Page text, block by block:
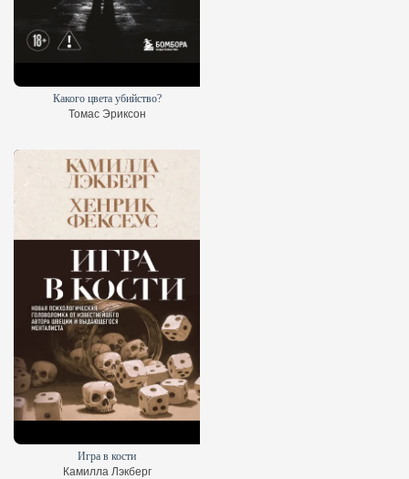
Какого цвета убийство?
Томас Эриксон
Игра в кости
Камилла Лэкберг